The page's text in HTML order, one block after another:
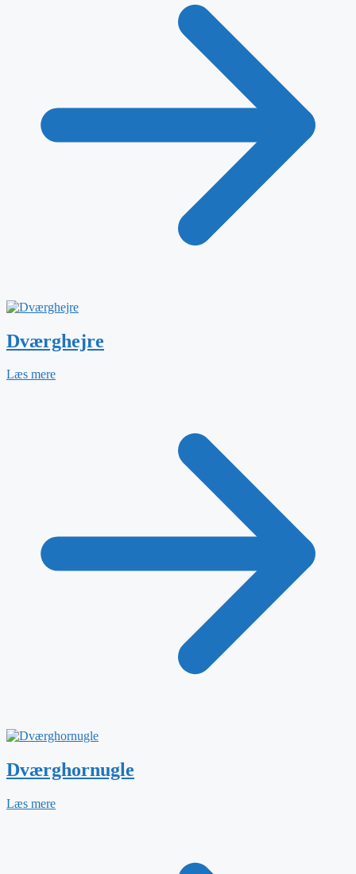
Dværghejre
Læs mere
Dværghornugle
Læs mere